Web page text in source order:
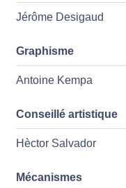
Jérôme Desigaud
Graphisme
Antoine Kempa
Conseillé artistique
Hèctor Salvador
Mécanismes